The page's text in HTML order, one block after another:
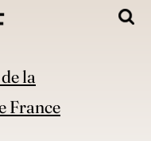
la
France